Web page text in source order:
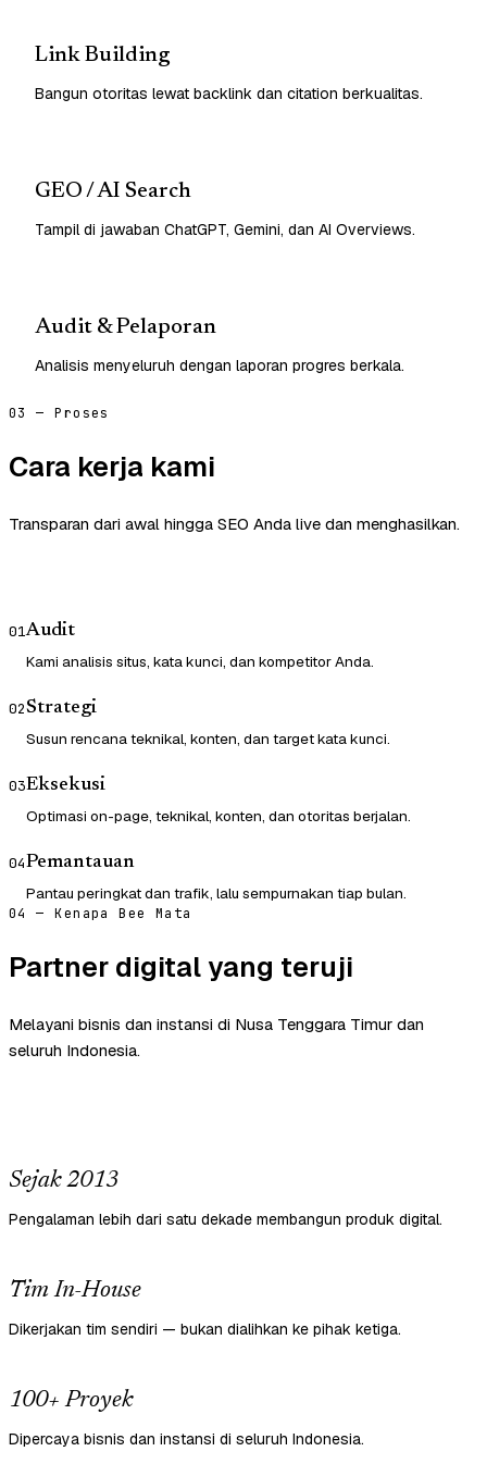
Link Building
Bangun otoritas lewat backlink dan citation berkualitas.
GEO / AI Search
Tampil di jawaban ChatGPT, Gemini, dan AI Overviews.
Audit & Pelaporan
Analisis menyeluruh dengan laporan progres berkala.
03 — Proses
Cara kerja kami
Transparan dari awal hingga SEO Anda live dan menghasilkan.
01Audit
Kami analisis situs, kata kunci, dan kompetitor Anda.
02Strategi
Susun rencana teknikal, konten, dan target kata kunci.
03Eksekusi
Optimasi on-page, teknikal, konten, dan otoritas berjalan.
04Pemantauan
Pantau peringkat dan trafik, lalu sempurnakan tiap bulan.
04 — Kenapa Bee Mata
Partner digital yang teruji
Melayani bisnis dan instansi di Nusa Tenggara Timur dan
seluruh Indonesia.
Sejak 2013
Pengalaman lebih dari satu dekade membangun produk digital.
Tim In-House
Dikerjakan tim sendiri — bukan dialihkan ke pihak ketiga.
100+ Proyek
Dipercaya bisnis dan instansi di seluruh Indonesia.